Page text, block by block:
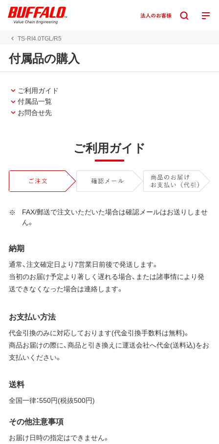
TS-RI4.0TGL/R5
付属品の購入
ご利用ガイド
付属品一覧
お問合せ先
ご利用ガイド
FAX/郵送で注文いただいた場合は確認メールはお送りしませ
ん。
納期
通常、注文確定日より7営業日前後で発送します。
当初のお届け予定より著しく遅れる場合、または諸事情により発
送できなくなった場合は連絡します。
お支払い方法
代金引換のみに対応しております(代金引換手数料は無料)。
商品お届けの際に、商品と引き換えに運送会社へ代金(送料込)をお
支払いください。
送料
全国一律：550円(税抜500円)
その他注意事項
お届け日時の指定はできません。